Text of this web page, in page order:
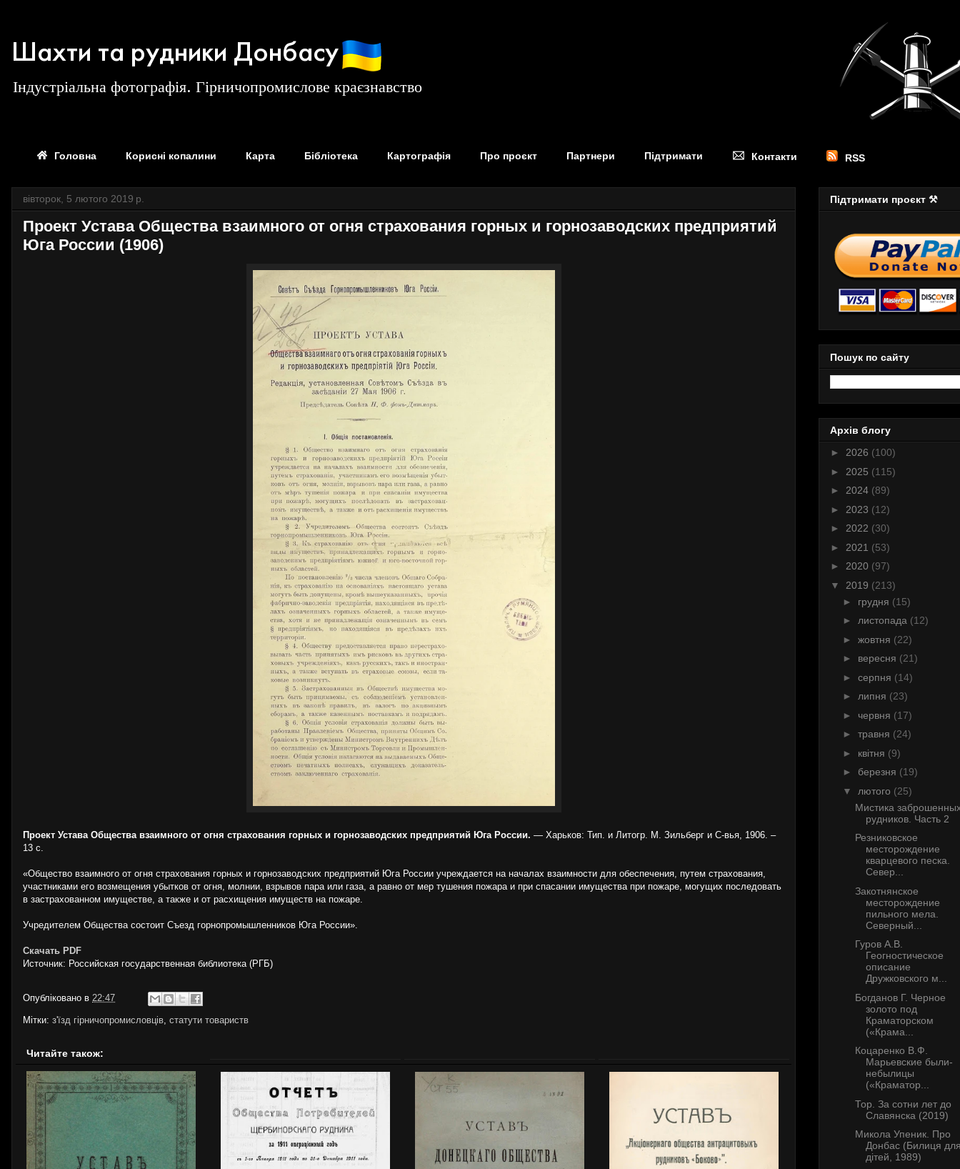
Шахти та рудники Донбасу
Індустріальна фотографія. Гірничопромислове краєзнавство
Головна Корисні копалини Карта Бібліотека Картографія Про проєкт Партнери Підтримати Контакти RSS
вівторок, 5 лютого 2019 р.
Проект Устава Общества взаимного от огня страхования горных и горнозаводских предприятий
Юга России (1906)
Проект Устава Общества взаимного от огня страхования горных и горнозаводских предприятий Юга России. — Харьков: Тип. и Литогр. М. Зильберг и С-вья, 1906. –
13 с.
«Общество взаимного от огня страхования горных и горнозаводских предприятий Юга России учреждается на началах взаимности для обеспечения, путем страхования,
участниками его возмещения убытков от огня, молнии, взрывов пара или газа, а равно от мер тушения пожара и при спасании имущества при пожаре, могущих последовать
в застрахованном имуществе, а также и от расхищения имуществ на пожаре.
Учредителем Общества состоит Съезд горнопромышленников Юга России».
Скачать PDF
Источник: Российская государственная библиотека (РГБ)
Опубліковано в 22:47
Мітки: з'їзд гірничопромисловців, статути товариств
Читайте також:
Підтримати проєкт ⚒
Пошук по сайту
Архів блогу
► 2026 (100)
► 2025 (115)
► 2024 (89)
► 2023 (12)
► 2022 (30)
► 2021 (53)
► 2020 (97)
▼ 2019 (213)
► грудня (15)
► листопада (12)
► жовтня (22)
► вересня (21)
► серпня (14)
► липня (23)
► червня (17)
► травня (24)
► квітня (9)
► березня (19)
▼ лютого (25)
Мистика
рудников. Часть 2
Резниковское
месторождение
кварцевого песка.
Север...
Закотнянское
месторождение
пильного мела.
Северный...
Гуров А.В.
Геогностическое
описание
Дружковского м...
Богданов Г. Черное
золото под
Краматорском
(«Крама...
Коцаренко В.Ф.
Марьевские были-
небылицы
(«Краматор...
Тор. За сотни лет до
Славянска (2019)
Микола Упеник. Про
Донбас (Билиця
дітей, 1989)